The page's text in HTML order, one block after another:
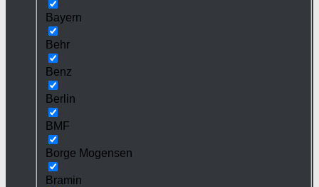
Bayern
Behr
Benz
Berlin
BMF
Borge Mogensen
Bramin